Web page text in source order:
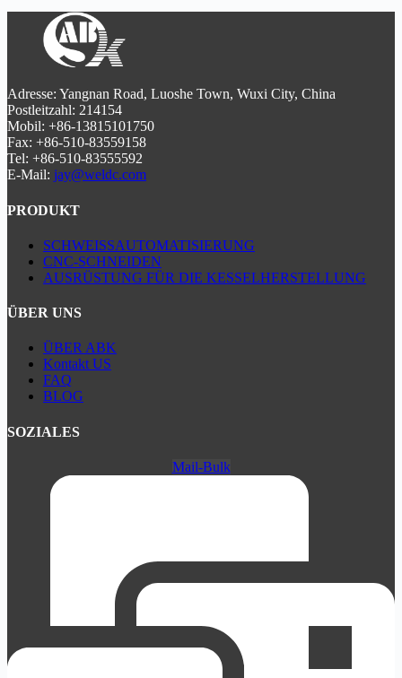
Automobilindustrie und Metallverarbeitung
modulare Konstruktion
um 50%.ISO9001 und CE zertifiziert
Kaltschneiden mit6000bar Ultra-Hochdruck, Erstellen1-
1,5 mm Schnittspaltbreite
Ausgestattet mitATEX-Zertifizierung für
Explosionsschutz
Lösungist ideal fürLuft- und Raumfahrt,
Automobilindustrie und Metallverarbeitung
Diemodulare Konstruktion
um 50%.ISO9001 und CE zertifiziert
Adresse: Yangnan Road, Luoshe Town, Wuxi City, China
Postleitzahl: 214154
Mobil: +86-13815101750
Fax: +86-510-83559158
Tel: +86-510-83555592
E-Mail: jay@weldc.com
PRODUKT
SCHWEISSAUTOMATISIERUNG
CNC-SCHNEIDEN
AUSRÜSTUNG FÜR DIE KESSELHERSTELLUNG
ÜBER UNS
ÜBER ABK
Kontakt US
FAQ
BLOG
SOZIALES
Mail-Bulk